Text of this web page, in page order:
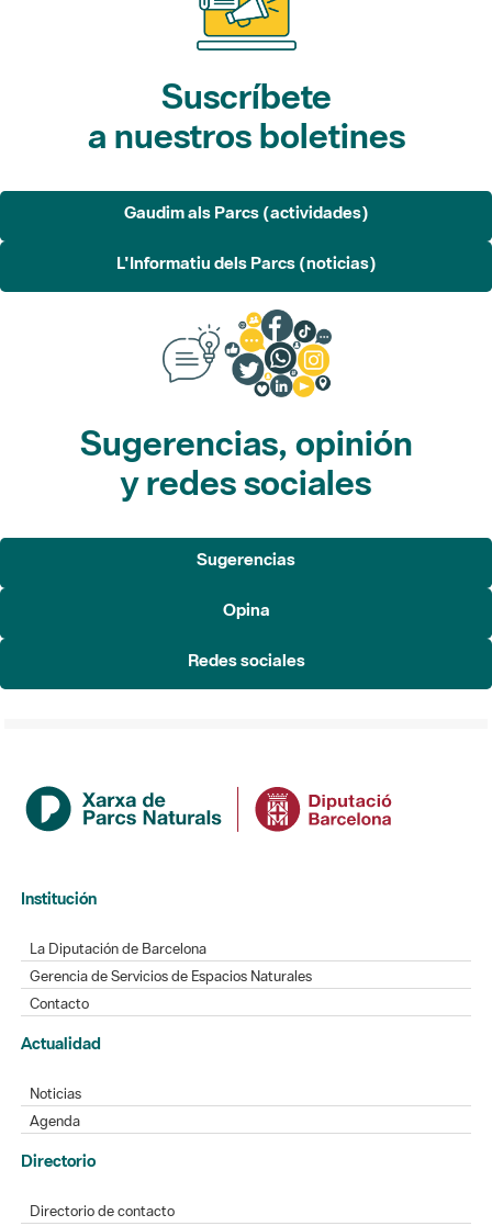
Suscríbete
a nuestros boletines
Gaudim als Parcs (actividades)
L'Informatiu dels Parcs (noticias)
Sugerencias, opinión
y redes sociales
Sugerencias
Opina
Redes sociales
Institución
La Diputación de Barcelona
Gerencia de Servicios de Espacios Naturales
Contacto
Actualidad
Noticias
Agenda
Directorio
Directorio de contacto